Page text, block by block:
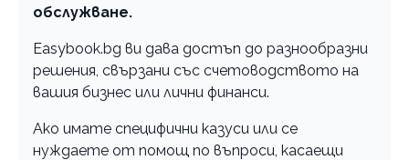
обслужване.
Easybook.bg ви дава достъп до разнообразни
решения, свързани със счетоводството на
вашия бизнес или лични финанси.
Ако имате специфични казуси или се
нуждаете от помощ по въпроси, касаещи